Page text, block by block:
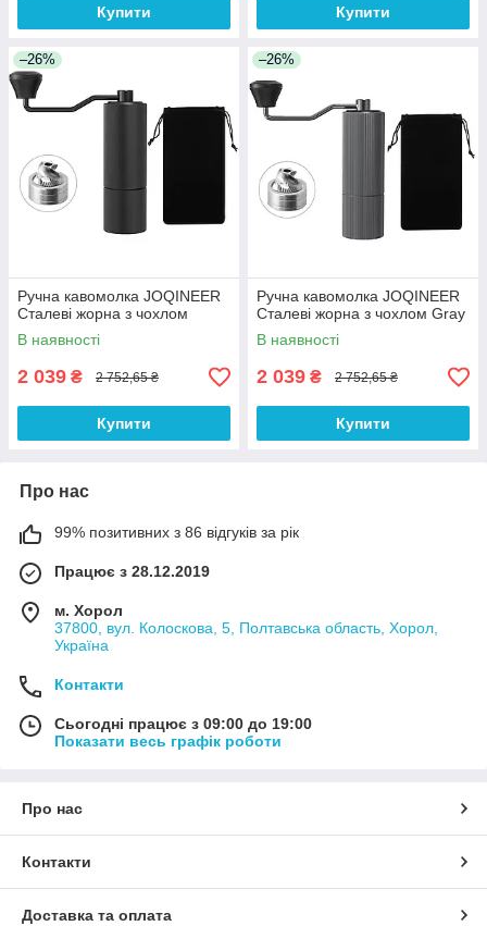
Купити Купити
–26%
Ручна кавомолка JOQINEER
Сталеві жорна з чохлом
В наявності
2 039 ₴ 2 752,65 ₴
Купити
–26%
Ручна кавомолка JOQINEER
Сталеві жорна з чохлом Gray
В наявності
2 039 ₴ 2 752,65 ₴
Купити
Про нас
99% позитивних з 86 відгуків за рік
Працює з 28.12.2019
м. Хорол
37800, вул. Колоскова, 5, Полтавська область, Хорол,
Україна
Контакти
Сьогодні працює з 09:00 до 19:00
Показати весь графік роботи
Про нас
Контакти
Доставка та оплата